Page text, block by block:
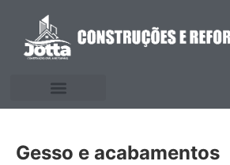
Gesso e acabamentos